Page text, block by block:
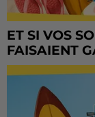
ET SI VOS
FAISAIENT